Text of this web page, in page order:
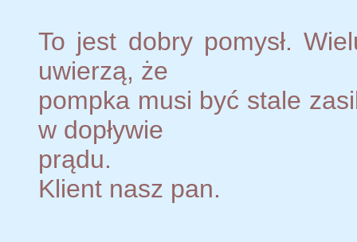
To jest dobry pomysł.
uwierzą, że
pompka musi być stale
w dopływie
prądu.
Klient nasz pan.